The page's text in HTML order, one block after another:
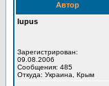
Автор
lupus
Зарегистрирован:
09.08.2006
Сообщения: 485
Откуда: Украина, Крым